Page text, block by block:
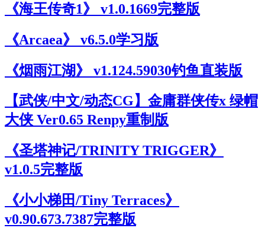
《海王传奇1》 v1.0.1669完整版
《Arcaea》 v6.5.0学习版
《烟雨江湖》 v1.124.59030钓鱼直装版
【武侠/中文/动态CG】金庸群侠传x 绿帽
大侠 Ver0.65 Renpy重制版
《圣塔神记/TRINITY TRIGGER》
v1.0.5完整版
《小小梯田/Tiny Terraces》
v0.90.673.7387完整版